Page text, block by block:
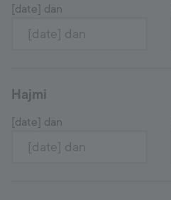
[date] dan
Hajmi
[date] dan